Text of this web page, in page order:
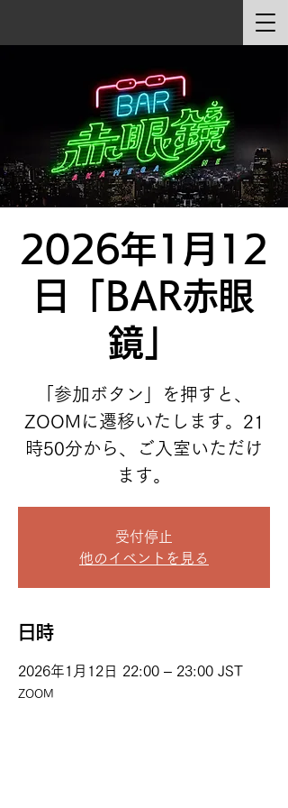
2026年1月12
日「BAR赤眼
鏡」
「参加ボタン」を押すと、
ZOOMに遷移いたします。21
時50分から、ご入室いただけ
ます。
受付停止
他のイベントを見る
日時
2026年1月12日 22:00 – 23:00 JST
ZOOM